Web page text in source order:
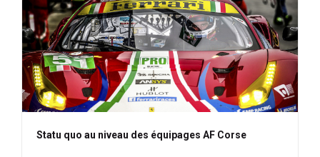
Statu quo au niveau des équipages AF Corse